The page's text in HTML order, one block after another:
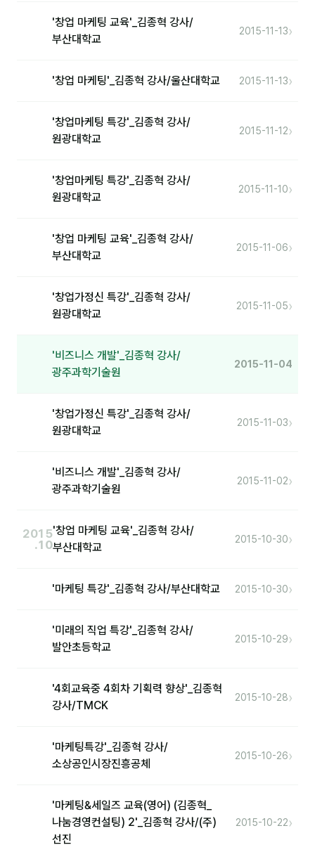
재무·계약
트렌드 리포트
문서자료실
💰 교육 견적 계산기
공지사항
'창업 마케팅 교육'_김종혁 강사/
부산대학교
2015-11-13›
'창업 마케팅'_김종혁 강사/울산대학교 2015-11-13›
'창업마케팅 특강'_김종혁 강사/
원광대학교
2015-11-12›
'창업마케팅 특강'_김종혁 강사/
원광대학교
2015-11-10›
'창업 마케팅 교육'_김종혁 강사/
부산대학교
2015-11-06›
'창업가정신 특강'_김종혁 강사/
원광대학교
2015-11-05›
'비즈니스 개발'_김종혁 강사/
광주과학기술원
2015-11-04
'창업가정신 특강'_김종혁 강사/
원광대학교
2015-11-03›
'비즈니스 개발'_김종혁 강사/
광주과학기술원
2015-11-02›
2015
.10
'창업 마케팅 교육'_김종혁 강사/
부산대학교
2015-10-30›
'마케팅 특강'_김종혁 강사/부산대학교 2015-10-30›
'미래의 직업 특강'_김종혁 강사/
발안초등학교
2015-10-29›
'4회교육중 4회차 기획력 향상'_김종혁
강사/TMCK
2015-10-28›
'마케팅특강'_김종혁 강사/
소상공인시장진흥공체
2015-10-26›
'마케팅&세일즈 교육(영어) (김종혁_
나눔경영컨설팅) 2'_김종혁 강사/(주)
선진
2015-10-22›